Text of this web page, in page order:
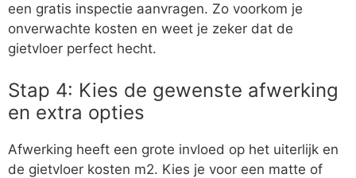
een gratis inspectie aanvragen. Zo voorkom je
onverwachte kosten en weet je zeker dat de
gietvloer perfect hecht.
Stap 4: Kies de gewenste afwerking
en extra opties
Afwerking heeft een grote invloed op het uiterlijk en
de gietvloer kosten m2. Kies je voor een matte of